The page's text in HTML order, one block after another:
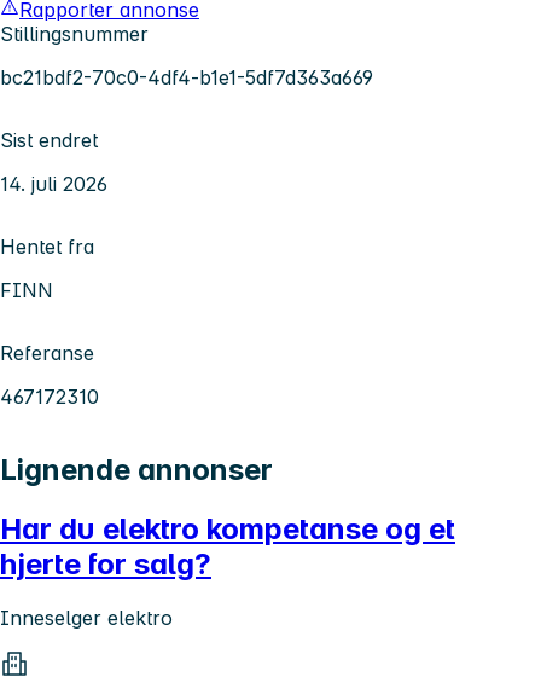
Rapporter annonse
Stillingsnummer
bc21bdf2-70c0-4df4-b1e1-5df7d363a669
Sist endret
14. juli 2026
Hentet fra
FINN
Referanse
467172310
Lignende annonser
Har du elektro kompetanse og et
hjerte for salg?
Inneselger elektro